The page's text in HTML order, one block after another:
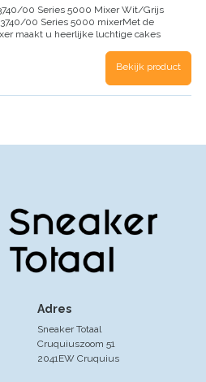
00 Series 5000 Mixer Wit/Grijs
00 Series 5000 mixerMet de
maakt u heerlijke luchtige cakes
voor kortere kloptijd en glad
Bekijk product
Adres
Sneaker Totaal
Cruquiuszoom 51
2041EW Cruquius